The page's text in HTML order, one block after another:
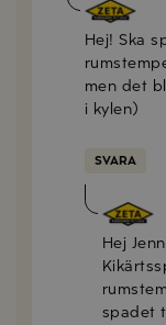
Jennie
Hej! Ska
men det
i kylen)
SVARA
Emma
Hej
spadet